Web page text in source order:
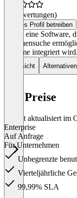
(0 Bewertungen)
Dieses Profil betreiben
Sift ist eine Software,
Personensuche
Systeme integriert wird.
Übersicht Alternativen
Sift Preise
Zuletzt aktualisiert im
Enterprise
Auf Anfrage
Für Unternehmen
Unbegrenzte
Vierteljährliche
99,99% SLA